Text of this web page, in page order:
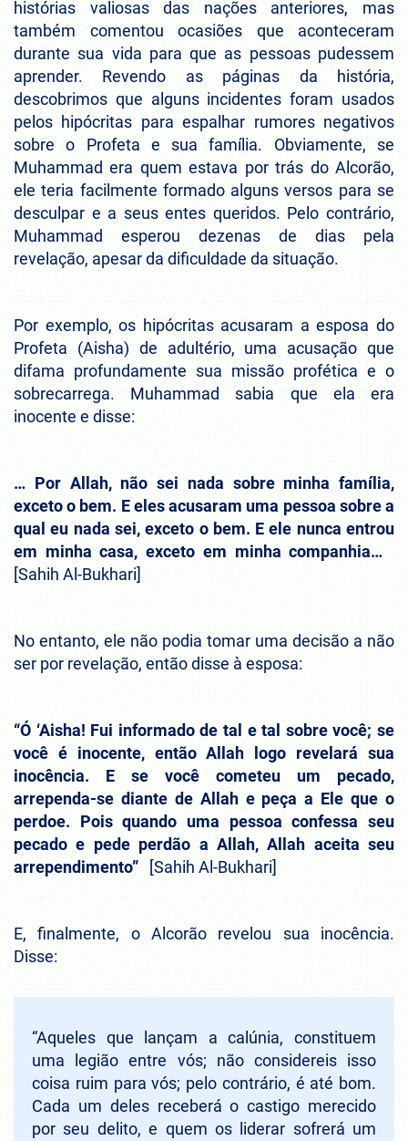
histórias valiosas das nações anteriores, mas
também comentou ocasiões que aconteceram
durante sua vida para que as pessoas pudessem
aprender. Revendo as páginas da história,
descobrimos que alguns incidentes foram usados
pelos hipócritas para espalhar rumores negativos
sobre o Profeta e sua família. Obviamente, se
Muhammad era quem estava por trás do Alcorão,
ele teria facilmente formado alguns versos para se
desculpar e a seus entes queridos. Pelo contrário,
Muhammad esperou dezenas de dias pela
revelação, apesar da dificuldade da situação.
Por exemplo, os hipócritas acusaram a esposa do
Profeta (Aisha) de adultério, uma acusação que
difama profundamente sua missão profética e o
sobrecarrega. Muhammad sabia que ela era
inocente e disse:
… Por Allah, não sei nada sobre minha família,
exceto o bem. E eles acusaram uma pessoa sobre a
qual eu nada sei, exceto o bem. E ele nunca entrou
em minha casa, exceto em minha companhia…
[Sahih Al-Bukhari]
No entanto, ele não podia tomar uma decisão a não
ser por revelação, então disse à esposa:
“Ó ‘Aisha! Fui informado de tal e tal sobre você; se
você é inocente, então Allah logo revelará sua
inocência. E se você cometeu um pecado,
arrependa-se diante de Allah e peça a Ele que o
perdoe. Pois quando uma pessoa confessa seu
pecado e pede perdão a Allah, Allah aceita seu
arrependimento” [Sahih Al-Bukhari]
E, finalmente, o Alcorão revelou sua inocência.
Disse:
“Aqueles que lançam a calúnia, constituem
uma legião entre vós; não considereis isso
coisa ruim para vós; pelo contrário, é até bom.
Cada um deles receberá o castigo merecido
por seu delito, e quem os liderar sofrerá um